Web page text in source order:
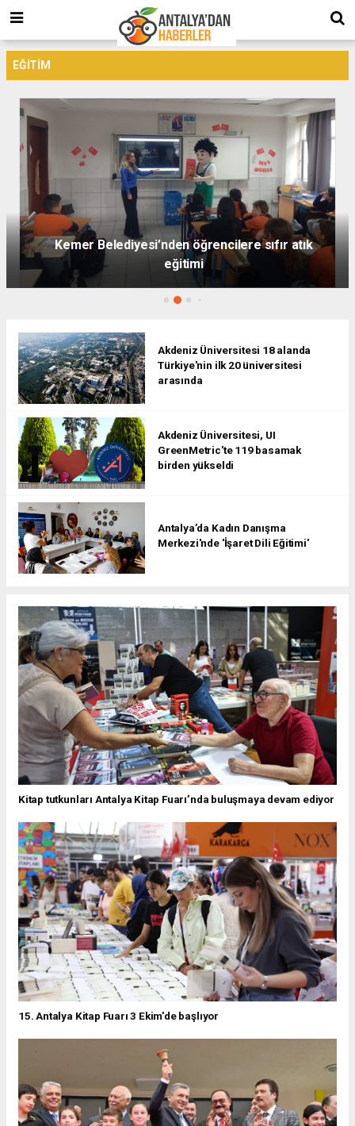
EĞITIM
Antalya İl Jandarma Komutanlığı’ndan öğrencilere
trafik eğitimi
Akdeniz Üniversitesi 18 alanda
Türkiye'nin ilk 20 üniversitesi
arasında
Akdeniz Üniversitesi, UI
GreenMetric'te 119 basamak
birden yükseldi
Antalya’da Kadın Danışma
Merkezi'nde 'İşaret Dili Eğitimi'
Kitap tutkunları Antalya Kitap Fuarı’nda buluşmaya devam ediyor
15. Antalya Kitap Fuarı 3 Ekim'de başlıyor